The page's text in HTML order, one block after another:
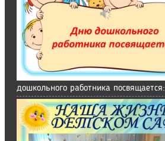
дошкольного работника посвящается: